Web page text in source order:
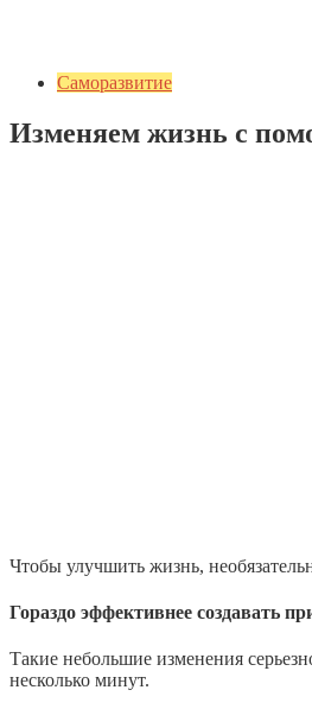
Саморазвитие
Изменяем жизнь с
Чтобы улучшить жизнь,
Гораздо эффективнее создавать
Такие небольшие изменения
несколько минут.